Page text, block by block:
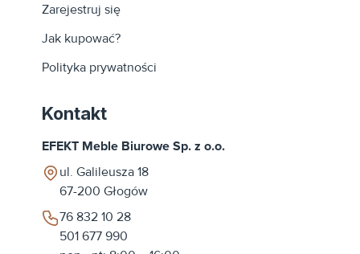
Zarejestruj się
Jak kupować?
Polityka prywatności
Kontakt
EFEKT Meble Biurowe Sp. z o.o.
ul. Galileusza 18
67-200 Głogów
76 832 10 28
501 677 990